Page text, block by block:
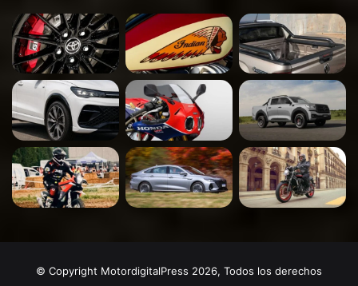
© Copyright MotordigitalPress 2026, Todos los derechos